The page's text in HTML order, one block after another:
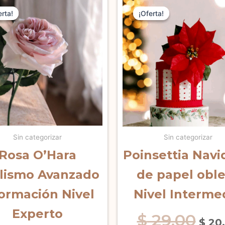
Sin categorizar
Rosa O’Hara
Avanzado
Nivel
Experto
original
era:
$ 79,00.
precio
es:
$ 55,00.
¡Oferta!
¡Oferta!
Sin categorizar
Poinsettia
de papel
Nivel
$29,00
precio
era:
$
$